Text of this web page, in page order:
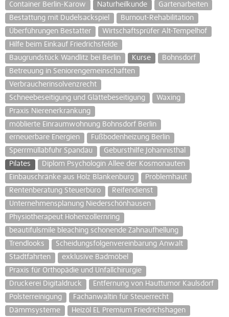
Container Berlin-Karow
Naturheilkunde
Gartenarbeiten
Bestattung mit Dudelsackspiel
Burnout-Rehabilitation
Überführungen Bestatter
Wirtschaftsprüfer Alt-Tempelhof
Hilfe beim Einkauf Friedrichsfelde
Baugrundstück Wandlitz bei Berlin
Kurse
Bohnsdorf
Betreuung in Seniorengemeinschaften
Verbraucherinsolvenzrecht
Schneebeseitigung und Glättebeseitigung
Waxing
Praxis Nierenerkrankung
möblierte Einraumwohnung Bohnsdorf Berlin
erneuerbare Energien
Fußbodenheizung Berlin
Sperrmüllabfuhr Spandau
Gebursthilfe Johannisthal
Pilates
Diplom Psychologin Allee der Kosmonauten
Einbauschränke aus Holz Blankenburg
Problemhaut
Rentenberatung Steuerbüro
Reifendienst
Unternehmensplanung Niederschönhausen
Physiotherapeut Hohenzollernring
beautifulsmile bleaching schonende Zahnaufhellung
Trendlooks
Scheidungsfolgenvereinbarung Anwalt
Stadtfahrten
exklusive Badmöbel
Praxis für Orthopädie und Unfallchirurgie
Druckerei Digitaldruck
Entfernung von Hauttumor Kaulsdorf
Polsterreinigung
Fachanwältin für Steuerrecht
Dämmsysteme
Heizöl EL Premium Friedrichshagen